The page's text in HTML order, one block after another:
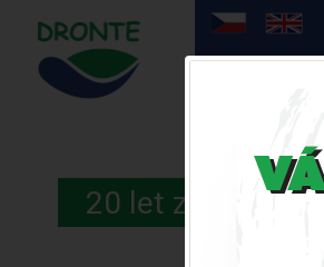
20 let zkušeností